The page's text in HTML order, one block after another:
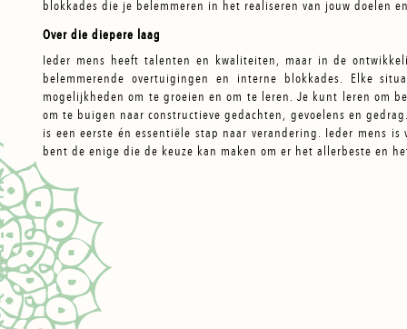
blokkades die je belemmeren in het realiseren van jouw doelen
Over die diepere laag
Ieder mens heeft talenten en kwaliteiten, maar in de
belemmerende overtuigingen en interne blokkades. Elke
mogelijkheden om te groeien en om te leren. Je kunt leren om
om te buigen naar constructieve gedachten, gevoelens en
is een eerste én essentiële stap naar verandering. Ieder mens
bent de enige die de keuze kan maken om er het allerbeste en